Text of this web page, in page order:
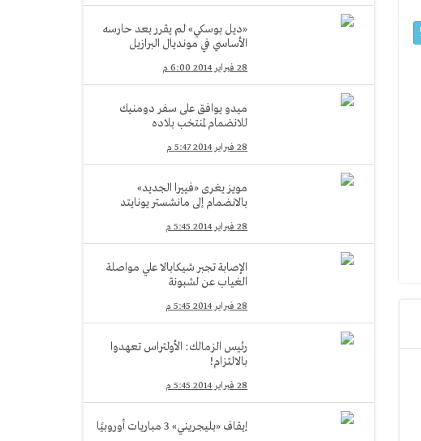
«ديل بوسكي» لم يقرر بعد حارسه
الأساسي في مونديال البرازيل
28 فبراير 2014 6:00 م
ميدو يوافق على سفر دومنيك
للانضمام لمنتخب بلاده
28 فبراير 2014 5:47 م
مويز يغرى «فييرا الجديد»
بالانضمام إلى مانشستر يونايتد
28 فبراير 2014 5:45 م
الإصابة تجبر شيكابالا علي مواصلة
الغياب عن لشبونة
28 فبراير 2014 5:45 م
رئيس الزمالك: الأولتراس تعهدوا
بالالتزام!
28 فبراير 2014 5:45 م
إيقاف «بليجريني» 3 مباريات أوروبيًا